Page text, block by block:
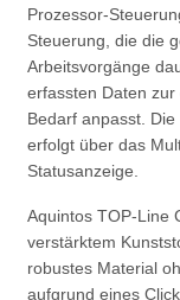
Prozessor-
Steuerung, die die
Arbeitsvorgänge
erfassten Daten
Bedarf anpasst.
erfolgt über das
Statusanzeige.
Aquintos TOP-Line
verstärktem
robustes Material
aufgrund eines